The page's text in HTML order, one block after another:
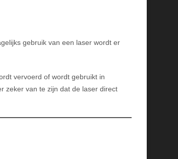
gebruik van een laser wordt er
vervoerd of wordt gebruikt in
zeker van te zijn dat de laser direct